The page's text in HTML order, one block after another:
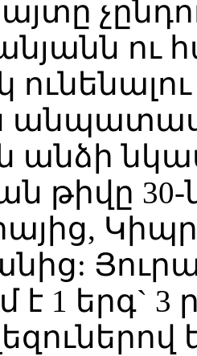
ու
անձի
թիվը 30-
է 1 երգ`